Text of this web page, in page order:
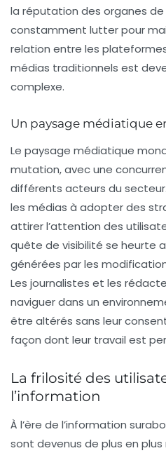
la réputation des organes
constamment lutter pour
relation entre les
médias traditionnels est
complexe.
Un paysage médiatique
Le paysage médiatique
mutation, avec une
différents acteurs du
les médias à adopter des
attirer l’attention des
quête de visibilité se heurte
générées par les
Les journalistes et les
naviguer dans un
être altérés sans leur
façon dont leur travail est
La frilosité des
l’information
À l’ère de l’information
sont devenus de plus en